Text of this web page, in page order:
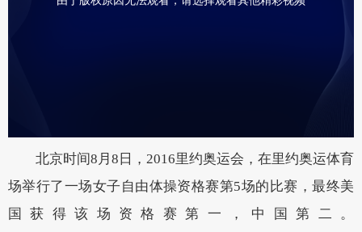
北京时间8月8日，2016里约奥运会，在里约奥运体育
场举行了一场女子自由体操资格赛第5场的比赛，最终美
国获得该场资格赛第一，中国第二。